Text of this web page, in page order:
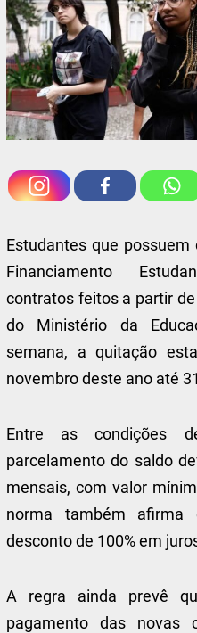
Estudantes que possuem
Financiamento
contratos feitos a partir
do Ministério da
semana, a quitação
novembro deste ano até
Entre as condições
parcelamento do saldo
mensais, com valor
norma também afirma
desconto de 100% em
A regra ainda prevê
pagamento das novas